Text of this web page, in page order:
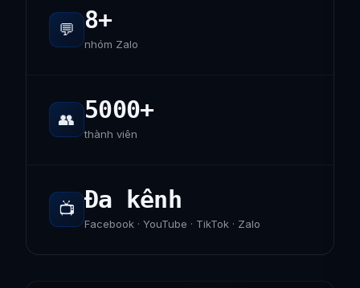
💬 8+
nhóm Zalo
👥 5000+
thành viên
📺 Đa kênh
Facebook · YouTube · TikTok · Zalo